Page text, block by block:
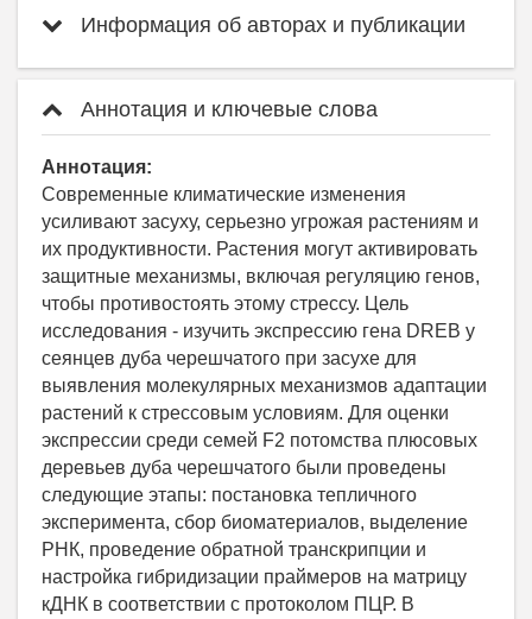
Информация об авторах и публикации
Аннотация и ключевые слова
Аннотация:
Современные климатические изменения
усиливают засуху, серьезно угрожая растениям и
их продуктивности. Растения могут активировать
защитные механизмы, включая регуляцию генов,
чтобы противостоять этому стрессу. Цель
исследования - изучить экспрессию гена DREB у
сеянцев дуба черешчатого при засухе для
выявления молекулярных механизмов адаптации
растений к стрессовым условиям. Для оценки
экспрессии среди семей F2 потомства плюсовых
деревьев дуба черешчатого были проведены
следующие этапы: постановка тепличного
эксперимента, сбор биоматериалов, выделение
РНК, проведение обратной транскрипции и
настройка гибридизации праймеров на матрицу
кДНК в соответствии с протоколом ПЦР. В